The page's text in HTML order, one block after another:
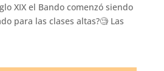
XIX el Bando comenzó siendo
para las clases altas?🧐 Las